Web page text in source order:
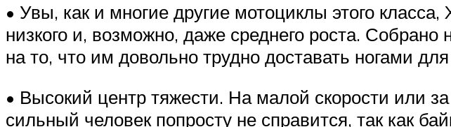
• Увы, как и многие другие мотоциклы этого
низкого и, возможно, даже среднего роста.
на то, что им довольно трудно доставать ногами
• Высокий центр тяжести. На малой скорости или
сильный человек попросту не справится, так как